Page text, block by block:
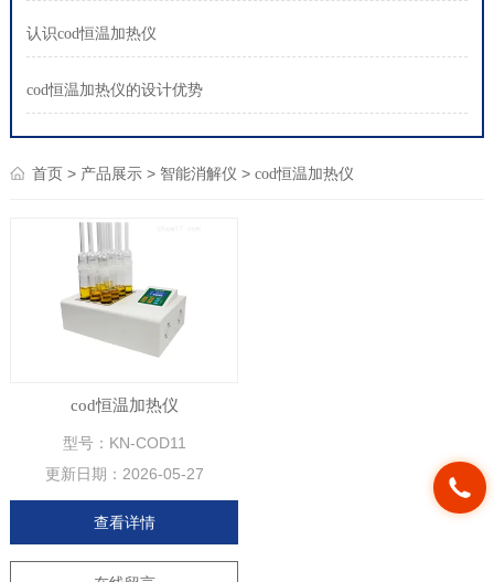
认识cod恒温加热仪
cod恒温加热仪的设计优势
首页> 产品展示> 智能消解仪 > cod恒温加热仪
cod恒温加热仪
型号：KN-COD11
更新日期： 2026-05-27
查看详情